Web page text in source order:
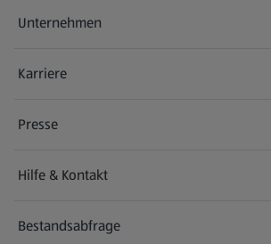
Unternehmen
Karriere
(öffnet in einem neuen Tab)
Presse
Hilfe & Kontakt
(öffnet in einem neuen Tab)
Bestandsabfrage
(öffnet in einem neuen Tab)